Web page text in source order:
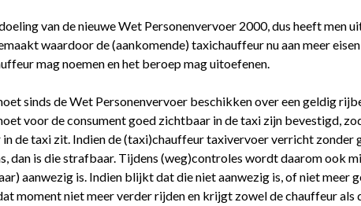
van de nieuwe Wet Personenvervoer 2000, dus heeft men
waardoor de (aankomende) taxichauffeur nu aan meer
mag noemen en het beroep mag uitoefenen.
sinds de Wet Personenvervoer beschikken over een geldig
voor de consument goed zichtbaar in de taxi zijn bevestigd,
in de taxi zit. Indien de (taxi)chauffeur taxivervoer verricht zonder
dan is die strafbaar. Tijdens (weg)controles wordt daarom ook
aanwezig is. Indien blijkt dat die niet aanwezig is, of niet meer
moment niet meer verder rijden en krijgt zowel de chauffeur als